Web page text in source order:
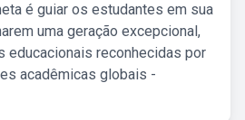
é guiar os estudantes em sua
uma geração excepcional,
educacionais reconhecidas por
acadêmicas globais -